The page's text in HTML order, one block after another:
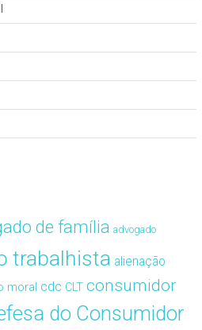
de família advogado
trabalhista alienação
moral cdc CLT consumidor
do Consumidor